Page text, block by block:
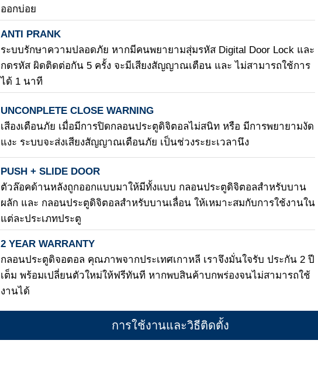
ออกบ่อย
ANTI PRANK
ระบบรักษาความปลอดภัย หากมีคนพยายามสุ่มรหัส Digital Door Lock และ
กดรหัส ผิดติดต่อกัน 5 ครั้ง จะมีเสียงสัญญาณเตือน และ ไม่สามารถใช้การ
ได้ 1 นาที
UNCONPLETE CLOSE WARNING
เสีองเตือนภัย เมื่อมีการปิดกลอนประตูดิจิตอลไม่สนิท หรือ มีการพยายามงัด
แงะ ระบบจะส่งเสียงสัญญาณเตือนภัย เป็นช่วงระยะเวลานึง
PUSH + SLIDE DOOR
ตัวล๊อคด้านหลังถูกออกแบบมาให้มีทั้งแบบ กลอนประตูดิจิตอลสำหรับบาน
ผลัก และ กลอนประตูดิจิตอลสำหรับบานเลื่อน ให้เหมาะสมกับการใช้งานใน
แต่ละประเภทประตู
2 YEAR WARRANTY
กลอนประตูดิจอตอล คุณภาพจากประเทศเกาหลี เราจึงมั่นใจรับ ประกัน 2 ปี
เต็ม พร้อมเปลี่ยนตัวใหม่ให้ฟรีทันที หากพบสินค้าบกพร่องจนไม่สามารถใช้
งานได้
การใช้งานและวิธีติดตั้ง